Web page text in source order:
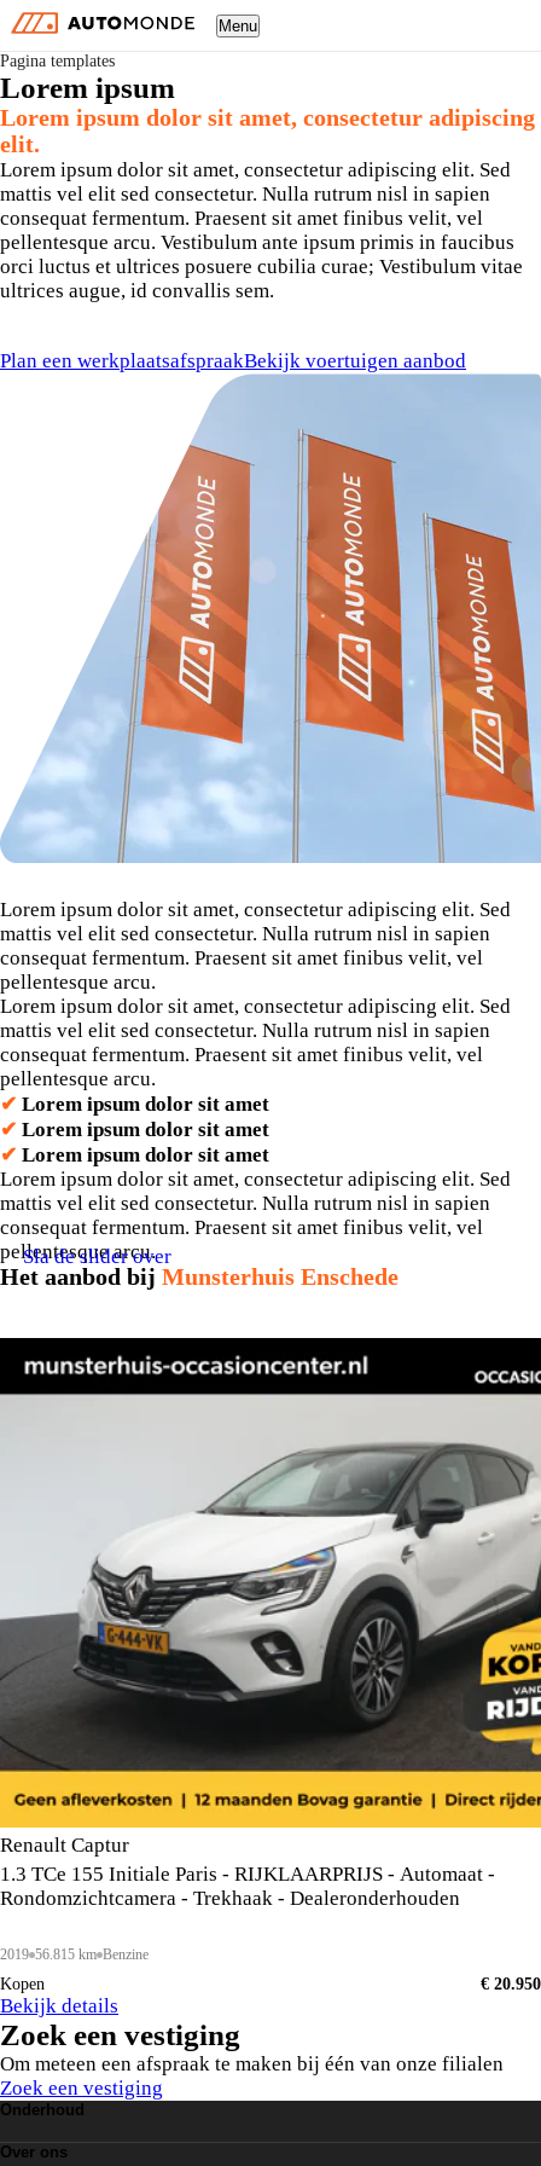
Menu
Pagina templates
Lorem ipsum
Lorem ipsum dolor sit amet, consectetur adipiscing
elit.
Lorem ipsum dolor sit amet, consectetur adipiscing elit. Sed
mattis vel elit sed consectetur. Nulla rutrum nisl in sapien
consequat fermentum. Praesent sit amet finibus velit, vel
pellentesque arcu. Vestibulum ante ipsum primis in faucibus
orci luctus et ultrices posuere cubilia curae; Vestibulum vitae
ultrices augue, id convallis sem.
Plan een werkplaatsafspraakBekijk voertuigen aanbod
Lorem ipsum dolor sit amet, consectetur adipiscing elit. Sed
mattis vel elit sed consectetur. Nulla rutrum nisl in sapien
consequat fermentum. Praesent sit amet finibus velit, vel
pellentesque arcu.
Lorem ipsum dolor sit amet, consectetur adipiscing elit. Sed
mattis vel elit sed consectetur. Nulla rutrum nisl in sapien
consequat fermentum. Praesent sit amet finibus velit, vel
pellentesque arcu.
✔ Lorem ipsum dolor sit amet
✔ Lorem ipsum dolor sit amet
✔ Lorem ipsum dolor sit amet
Lorem ipsum dolor sit amet, consectetur adipiscing elit. Sed
mattis vel elit sed consectetur. Nulla rutrum nisl in sapien
consequat fermentum. Praesent sit amet finibus velit, vel
pellentesque arcu.
Het aanbod bij Munsterhuis Enschede
Sla de slider over
Renault Captur
1.3 TCe 155 Initiale Paris - RIJKLAARPRIJS - Automaat -
Rondomzichtcamera - Trekhaak - Dealeronderhouden
2019 56.815 km Benzine
Kopen € 20.950
Bekijk details
Zoek een vestiging
Om meteen een afspraak te maken bij één van onze filialen
Zoek een vestiging
Onderhoud
Leaseonderhoud
Over ons